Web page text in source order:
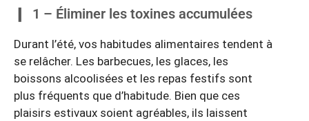
1 – Éliminer les toxines accumulées
Durant l’été, vos habitudes alimentaires tendent à
se relâcher. Les barbecues, les glaces, les
boissons alcoolisées et les repas festifs sont
plus fréquents que d’habitude. Bien que ces
plaisirs estivaux soient agréables, ils laissent